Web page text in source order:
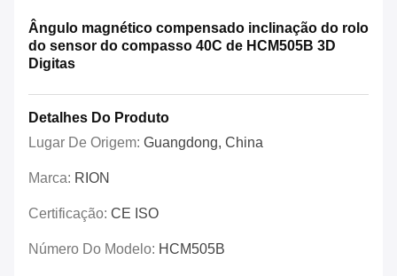
Ângulo magnético compensado inclinação do rolo
do sensor do compasso 40C de HCM505B 3D
Digitas
Detalhes Do Produto
Lugar De Origem: Guangdong, China
Marca: RION
Certificação: CE ISO
Número Do Modelo: HCM505B